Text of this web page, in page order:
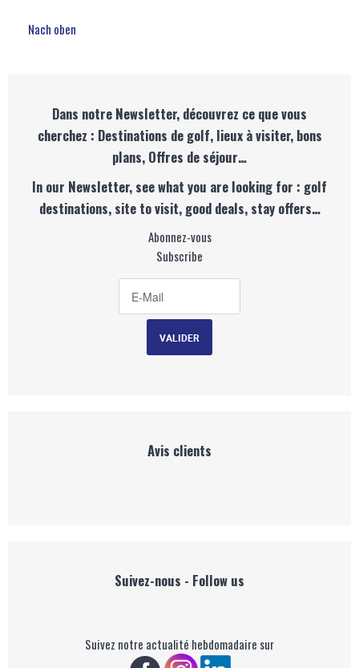
Nach oben
Dans notre Newsletter, découvrez ce que vous
cherchez : Destinations de golf, lieux à visiter, bons
plans, Offres de séjour…
In our Newsletter, see what you are looking for : golf
destinations, site to visit, good deals, stay offers…
Abonnez-vous
Subscribe
Avis clients
Suivez-nous - Follow us
Suivez notre actualité hebdomadaire sur